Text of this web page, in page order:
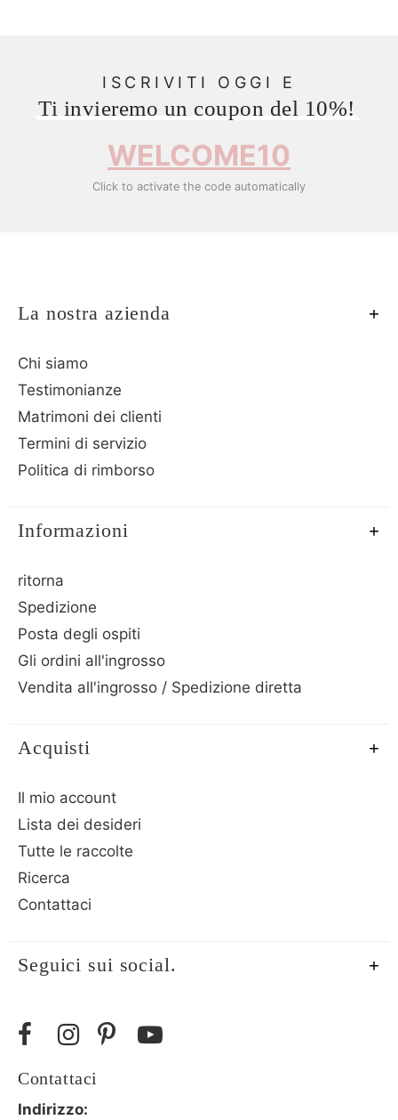
ISCRIVITI OGGI E
Ti invieremo un coupon del 10%!
WELCOME10
Click to activate the code automatically
La nostra azienda
Chi siamo
Testimonianze
Matrimoni dei clienti
Termini di servizio
Politica di rimborso
Informazioni
ritorna
Spedizione
Posta degli ospiti
Gli ordini all'ingrosso
Vendita all'ingrosso / Spedizione diretta
Acquisti
Il mio account
Lista dei desideri
Tutte le raccolte
Ricerca
Contattaci
Seguici sui social.
Contattaci
Indirizzo: